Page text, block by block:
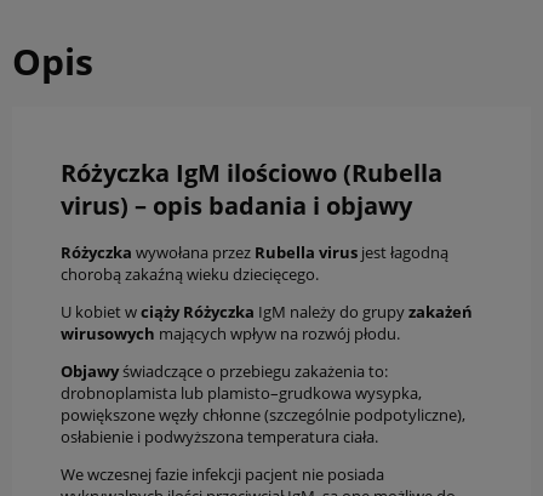
Opis
Różyczka IgM ilościowo (Rubella
virus) – opis badania i objawy
Różyczka wywołana przez Rubella virus jest łagodną
chorobą zakaźną wieku dziecięcego.
U kobiet wciąży Różyczka IgM należy do grupyzakażeń
wirusowych mających wpływ na rozwój płodu.
Objawyświadczące o przebiegu zakażenia to:
drobnoplamista lub plamisto–grudkowa wysypka,
powiększone węzły chłonne (szczególnie podpotyliczne),
osłabienie i podwyższona temperatura ciała.
We wczesnej fazie infekcji pacjent nie posiada